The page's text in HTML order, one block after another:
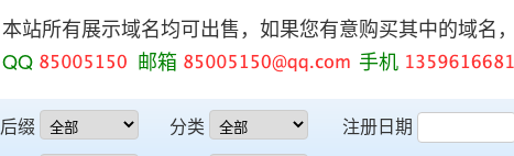
本站所有展示域名均可出售，如果您有意购买其中的域名
QQ
邮箱 手机
后缀
分类
注册日期